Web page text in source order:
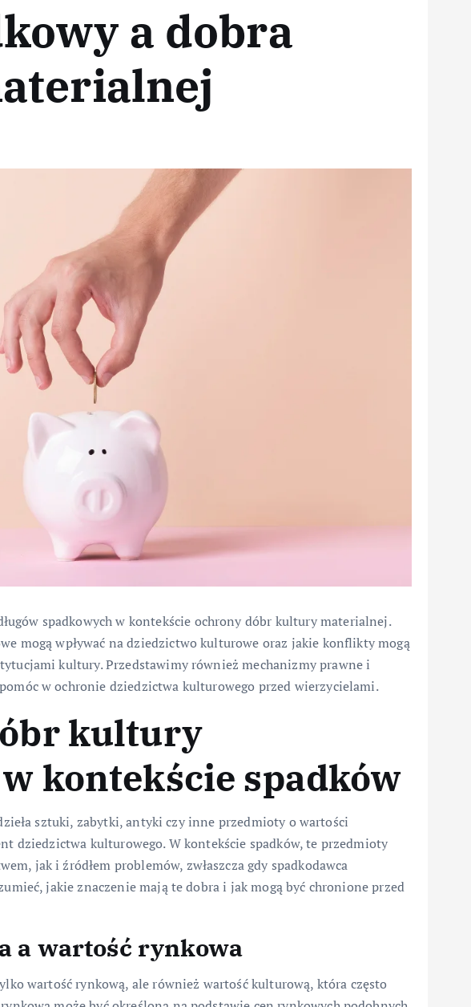
a dobra
spadkowych w kontekście ochrony dóbr kultury materialnej.
mogą wpływać na dziedzictwo kulturowe oraz jakie konflikty mogą
kultury. Przedstawimy również mechanizmy prawne i
w ochronie dziedzictwa kulturowego przed wierzycielami.
kultury
kontekście spadków
sztuki, zabytki, antyki czy inne przedmioty o wartości
dziedzictwa kulturowego. W kontekście spadków, te przedmioty
jak i źródłem problemów, zwłaszcza gdy spadkodawca
jakie znaczenie mają te dobra i jak mogą być chronione przed
a wartość rynkowa
wartość rynkową, ale również wartość kulturową, która często